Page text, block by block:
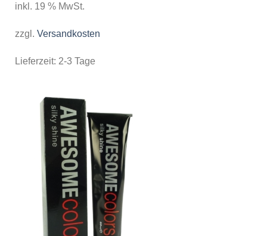
inkl. 19 % MwSt.
zzgl. Versandkosten
Lieferzeit: 2-3 Tage